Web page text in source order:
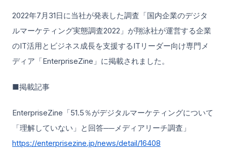
2022年7月31日に当社が発表した調査「国内企業のデジタ
ルマーケティング実態調査2022」が翔泳社が運営する企業
のIT活用とビジネス成長を支援するITリーダー向け専門メ
ディア「EnterpriseZine」に掲載されました。
■掲載記事
EnterpriseZine「51.5％がデジタルマーケティングについて
「理解していない」と回答──メディアリーチ調査」
https://enterprisezine.jp/news/detail/16408